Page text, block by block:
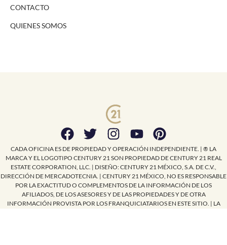
CONTACTO
QUIENES SOMOS
CADA OFICINA ES DE PROPIEDAD Y OPERACIÓN INDEPENDIENTE. | ® LA
MARCA Y EL LOGOTIPO CENTURY 21 SON PROPIEDAD DE CENTURY 21 REAL
ESTATE CORPORATION, LLC. | DISEÑO: CENTURY 21 MÉXICO, S.A. DE C.V.,
DIRECCIÓN DE MERCADOTECNIA. | CENTURY 21 MÉXICO, NO ES RESPONSABLE
POR LA EXACTITUD O COMPLEMENTOS DE LA INFORMACIÓN DE LOS
AFILIADOS, DE LOS ASESORES Y DE LAS PROPIEDADES Y DE OTRA
INFORMACIÓN PROVISTA POR LOS FRANQUICIATARIOS EN ESTE SITIO. | LA